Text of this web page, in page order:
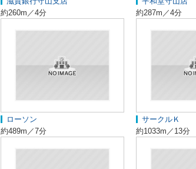
約260m／4分
約287m／4分
ローソン
約489m／7分
サークルＫ
約1033m／13分